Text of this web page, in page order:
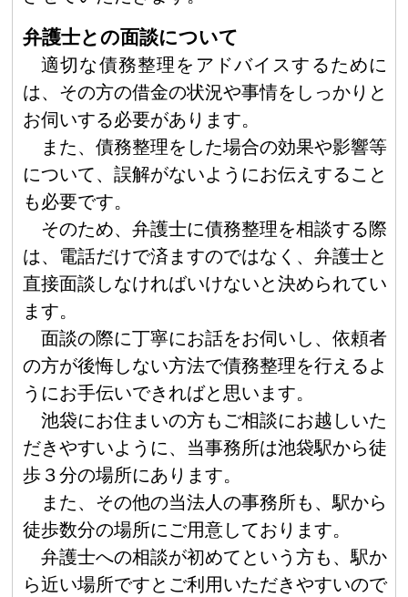
弁護士との面談について
適切な債務整理をアドバイスするために
は、その方の借金の状況や事情をしっかりと
お伺いする必要があります。
また、債務整理をした場合の効果や影響等
について、誤解がないようにお伝えすること
も必要です。
そのため、弁護士に債務整理を相談する際
は、電話だけで済ますのではなく、弁護士と
直接面談しなければいけないと決められてい
ます。
面談の際に丁寧にお話をお伺いし、依頼者
の方が後悔しない方法で債務整理を行えるよ
うにお手伝いできればと思います。
池袋にお住まいの方もご相談にお越しいた
だきやすいように、当事務所は池袋駅から徒
歩３分の場所にあります。
また、その他の当法人の事務所も、駅から
徒歩数分の場所にご用意しております。
弁護士への相談が初めてという方も、駅か
ら近い場所ですとご利用いただきやすいので